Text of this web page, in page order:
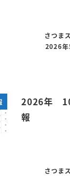
さつま
投稿日
2026年
2026年
さつま